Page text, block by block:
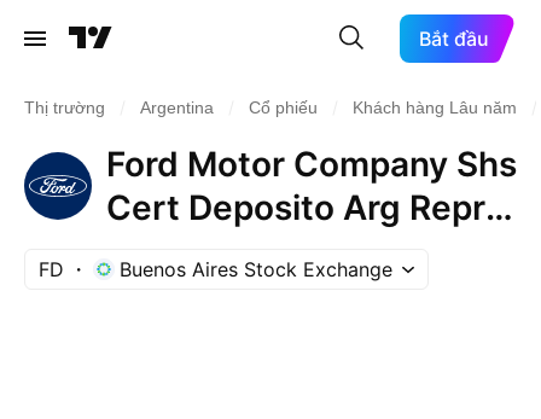
Bắt đầu
Thị trường Argentina Cổ phiếu Khách hàng Lâu năm
Ford Motor Company Shs
Cert Deposito Arg Repr 1
Sh
FD Buenos Aires Stock Exchange